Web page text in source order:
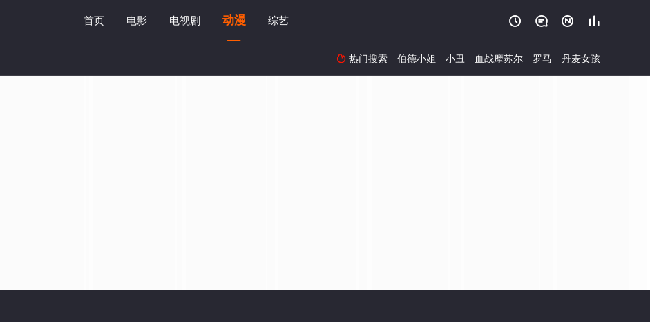
首页 电影 电视剧 动漫 综艺    
 热门搜索 伯德小姐 小丑 血战摩苏尔 罗马 丹麦女孩